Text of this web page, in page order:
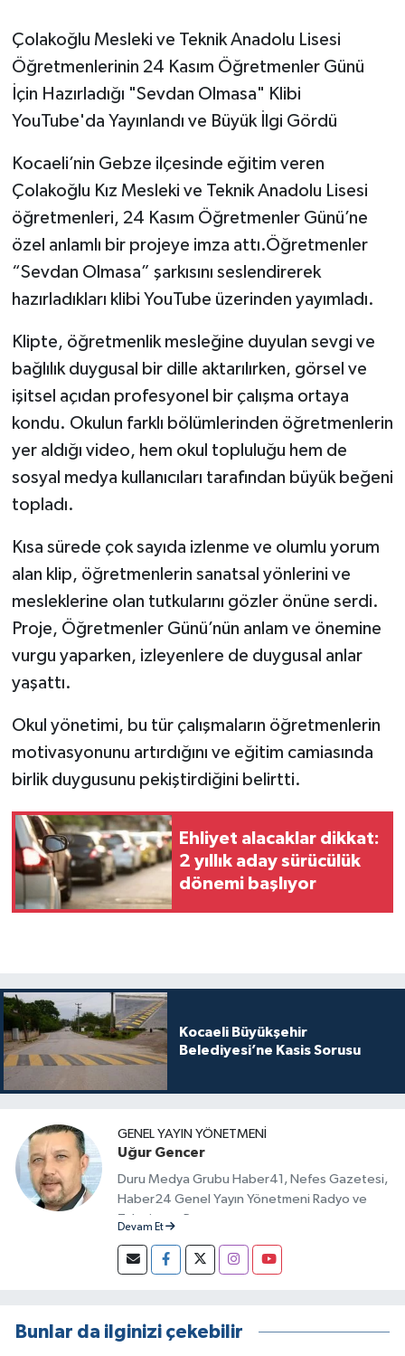
Çolakoğlu Mesleki ve Teknik Anadolu Lisesi
Öğretmenlerinin 24 Kasım Öğretmenler Günü
İçin Hazırladığı "Sevdan Olmasa" Klibi
YouTube'da Yayınlandı ve Büyük İlgi Gördü
Kocaeli’nin Gebze ilçesinde eğitim veren
Çolakoğlu Kız Mesleki ve Teknik Anadolu Lisesi
öğretmenleri, 24 Kasım Öğretmenler Günü’ne
özel anlamlı bir projeye imza attı.Öğretmenler
“Sevdan Olmasa” şarkısını seslendirerek
hazırladıkları klibi YouTube üzerinden yayımladı.
Klipte, öğretmenlik mesleğine duyulan sevgi ve
bağlılık duygusal bir dille aktarılırken, görsel ve
işitsel açıdan profesyonel bir çalışma ortaya
kondu. Okulun farklı bölümlerinden öğretmenlerin
yer aldığı video, hem okul topluluğu hem de
sosyal medya kullanıcıları tarafından büyük beğeni
topladı.
Kısa sürede çok sayıda izlenme ve olumlu yorum
alan klip, öğretmenlerin sanatsal yönlerini ve
mesleklerine olan tutkularını gözler önüne serdi.
Proje, Öğretmenler Günü’nün anlam ve önemine
vurgu yaparken, izleyenlere de duygusal anlar
yaşattı.
Okul yönetimi, bu tür çalışmaların öğretmenlerin
motivasyonunu artırdığını ve eğitim camiasında
birlik duygusunu pekiştirdiğini belirtti.
Ehliyet alacaklar dikkat:
2 yıllık aday sürücülük
dönemi başlıyor
Kocaeli Büyükşehir
Belediyesi’ne Kasis Sorusu
GENEL YAYIN YÖNETMENI
Uğur Gencer
Duru Medya Grubu Haber41, Nefes Gazetesi,
Haber24 Genel Yayın Yönetmeni Radyo ve
Televizyon Programcısı
Devam Et
Bunlar da ilginizi çekebilir